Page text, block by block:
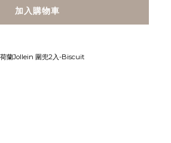
加入購物車